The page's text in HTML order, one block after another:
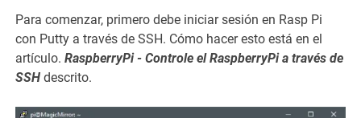
Para comenzar, primero debe iniciar sesión en Rasp Pi
con Putty a través de SSH. Cómo hacer esto está en el
artículo.RaspberryPi - Controle el RaspberryPi a través de
SSH descrito.